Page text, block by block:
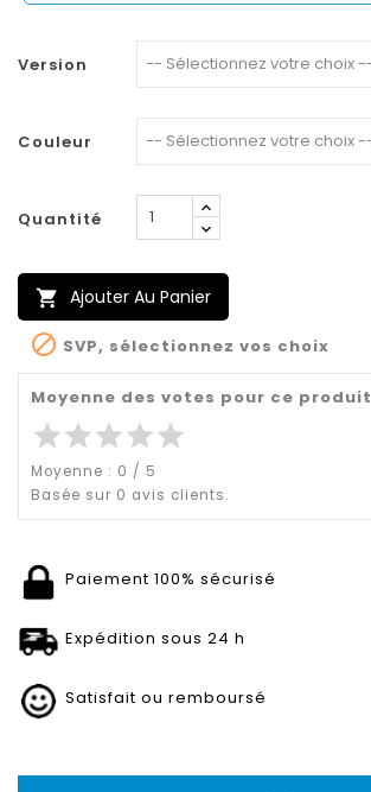
Version
Couleur
Quantité
 Ajouter Au Panier
 SVP, sélectionnez vos choix
Moyenne des votes pour ce produit
starstarstarstarstar
Moyenne : 0 / 5
Basée sur 0 avis clients.
Paiement 100% sécurisé
Expédition sous 24 h
Satisfait ou remboursé